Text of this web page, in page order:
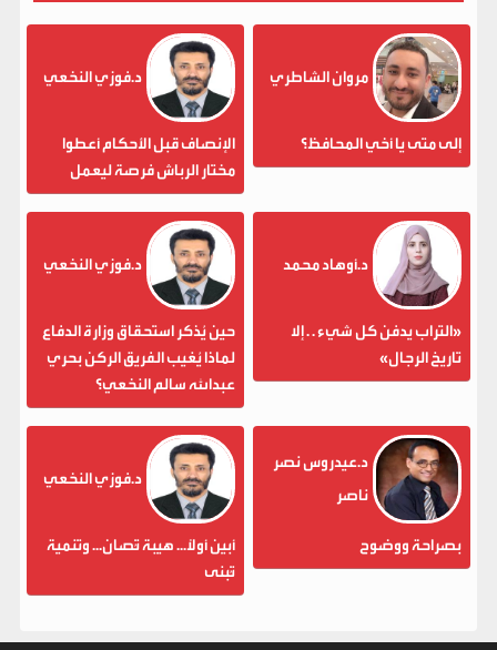
مروان الشاطري
إلى متى يا أخي المحافظ؟
د.فوزي النخعي
الإنصاف قبل الأحكام أعطوا
مختار الرباش فرصة ليعمل
د.أوهاد محمد
«التراب يدفن كل شيء . . إلا
تاريخ الرجال»
د.فوزي النخعي
حين يُذكر استحقاق وزارة الدفاع
لماذا يُغيب الفريق الركن بحري
عبدالله سالم النخعي؟
د.عيدروس نصر
ناصر
بصراحة ووضوح
د.فوزي النخعي
أبين أولاً... هيبة تُصان... وتنمية
تُبنى